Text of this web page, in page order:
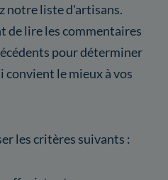
notre liste d'artisans.
de lire les commentaires
pour déterminer
convient le mieux à vos
les critères suivants :